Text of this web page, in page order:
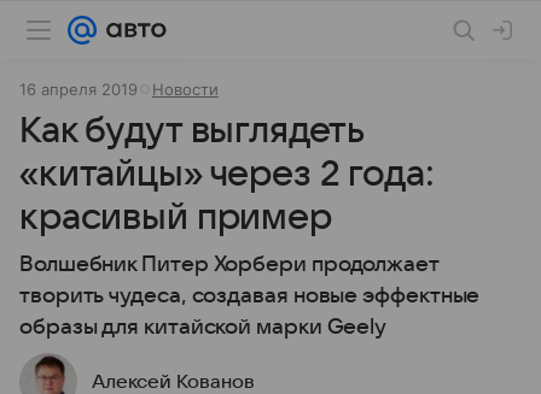
16 апреля 2019 Новости
Как будут выглядеть
«китайцы» через 2 года:
красивый пример
Волшебник Питер Хорбери продолжает
творить чудеса, создавая новые эффектные
образы для китайской марки Geely
Алексей Кованов